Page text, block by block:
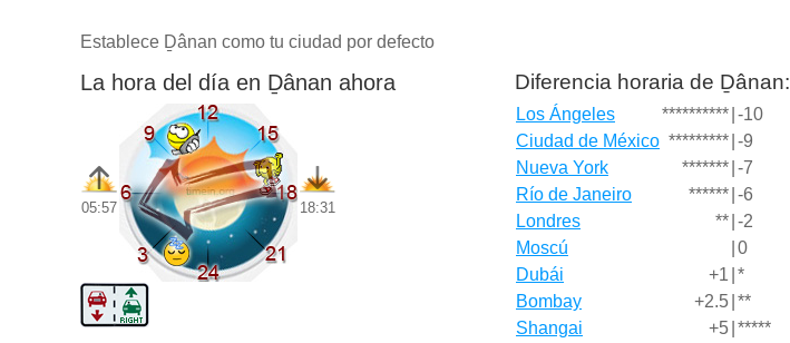
Establece Ḏânan como tu ciudad por defecto
La hora del día en Ḏânan ahora
05:57 18:31
Diferencia horaria de Ḏânan:
Los Ángeles ********** -10
Ciudad de México ********* -9
Nueva York
******* -7
Río de Janeiro
****** -6
Londres
** -2
Moscú
0
Dubái
+1 *
Bombay
+2.5 **
Shangai
+5 *****